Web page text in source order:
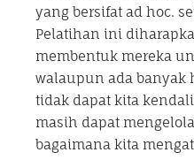
yang bersifat ad hoc.
Pelatihan ini
membentuk mereka
walaupun ada banyak
tidak dapat kita
masih dapat
bagaimana kita